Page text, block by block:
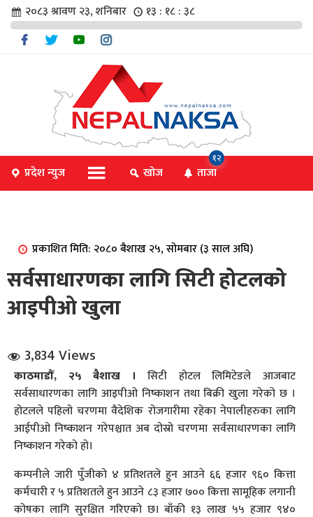
संवाद
२०८३ श्रावण २३, शनिबार १३ : १८ : ३९
प्रदेश न्युज खोज ताजा
१२
प्रकाशित मिति: २०८० बैशाख २५, सोमबार (३ साल अघि)
सर्वसाधारणका लागि सिटी होटलको
आइपीओ खुला
3,834 Views
काठमाडौँ, २५ बैशाख । सिटी होटल लिमिटेडले आजबाट
सर्वसाधारणका लागि आइपीओ निष्काशन तथा बिक्री खुला गरेको छ ।
होटलले पहिलो चरणमा वैदेशिक रोजगारीमा रहेका नेपालीहरुका लागि
आईपीओ निष्काशन गरेपश्चात अब दोस्रो चरणमा सर्वसाधारणका लागि
निष्काशन गरेको हो।
कम्पनीले जारी पुँजीको ४ प्रतिशतले हुन आउने ६६ हजार ९६० कित्ता
कर्मचारी र ५ प्रतिशतले हुन आउने ८३ हजार ७०० कित्ता सामूहिक लगानी
कोषका लागि सुरक्षित गरिएको छ। बाँकी १३ लाख ५५ हजार ९४०